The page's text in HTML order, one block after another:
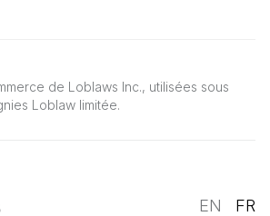
de Loblaws Inc., utilisées sous
Loblaw limitée.
EN FR